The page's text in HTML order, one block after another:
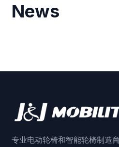
News
专业电动轮椅和智能轮椅制造